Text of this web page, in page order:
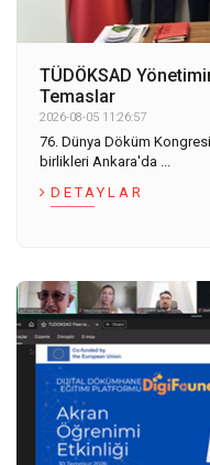
TÜDÖKSAD
Temaslar
2026-08-05 11:26:57
76. Dünya Döküm
birlikleri Ankara'da ...
DETAYLAR